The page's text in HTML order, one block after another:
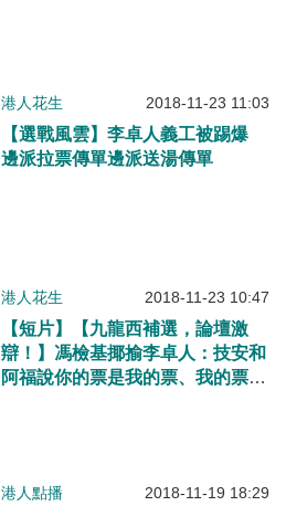
港人花生 2018-11-23 11:03
【選戰風雲】李卓人義工被踢爆
邊派拉票傳單邊派送湯傳單
港人花生 2018-11-23 10:47
【短片】【九龍西補選，論壇激
辯！】馮檢基揶揄李卓人：技安和
阿福說你的票是我的票、我的票也
港人點播 2018-11-19 18:29